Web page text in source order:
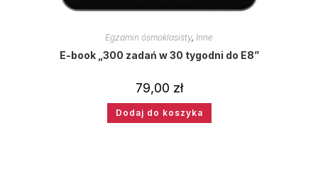
Egzamin ósmoklasisty, Inne
E-book „300 zadań w 30 tygodni do E8”
79,00 zł
Dodaj do koszyka